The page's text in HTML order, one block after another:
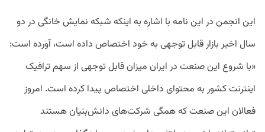
این انجمن در این نامه با اشاره به اینکه شبکه نمایش خانگی در دو
سال اخیر بازار قابل توجهی به خود اختصاص داده است، آورده است:
«با شروع این صنعت در ایران میزان قابل توجهی از سهم ترافیک
اینترنت کشور به محتوای داخلی اختصاص پیدا کرده است. امروز
فعالان این صنعت که همگی شرکت‌های دانش‌بنیان هستند